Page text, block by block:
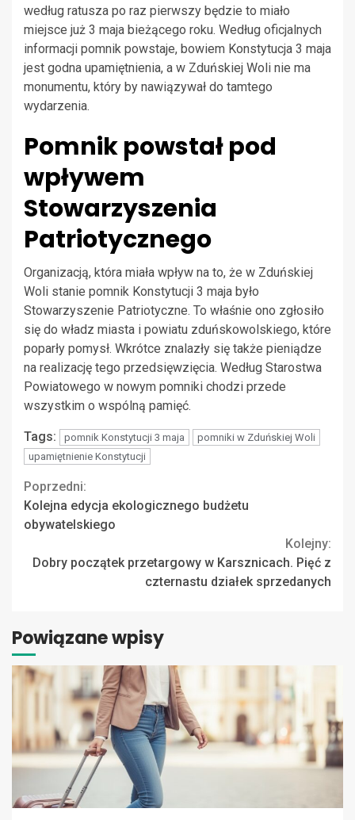
według ratusza po raz pierwszy będzie to miało
miejsce już 3 maja bieżącego roku. Według oficjalnych
informacji pomnik powstaje, bowiem Konstytucja 3 maja
jest godna upamiętnienia, a w Zduńskiej Woli nie ma
monumentu, który by nawiązywał do tamtego
wydarzenia.
Pomnik powstał pod
wpływem
Stowarzyszenia
Patriotycznego
Organizacją, która miała wpływ na to, że w Zduńskiej
Woli stanie pomnik Konstytucji 3 maja było
Stowarzyszenie Patriotyczne. To właśnie ono zgłosiło
się do władz miasta i powiatu zduńskowolskiego, które
poparły pomysł. Wkrótce znalazły się także pieniądze
na realizację tego przedsięwzięcia. Według Starostwa
Powiatowego w nowym pomniki chodzi przede
wszystkim o wspólną pamięć.
Tags: pomnik Konstytucji 3 maja
pomniki w Zduńskiej Woli
upamiętnienie Konstytucji
Continue
Reading
Poprzedni:
Kolejna edycja ekologicznego budżetu
obywatelskiego
Kolejny:
Dobry początek przetargowy w Karsznicach. Pięć z
czternastu działek sprzedanych
Powiązane wpisy